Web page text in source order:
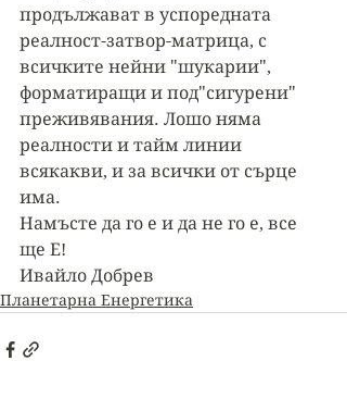
продължават в успоредната
реалност-затвор-матрица, с
всичките нейни "шукарии",
форматиращи и под"сигурени"
преживявания. Лошо няма
реалности и тайм линии
всякакви, и за всички от сърце
има.
Намъсте да го е и да не го е, все
ще Е!
Ивайло Добрев
Планетарна Енергетика